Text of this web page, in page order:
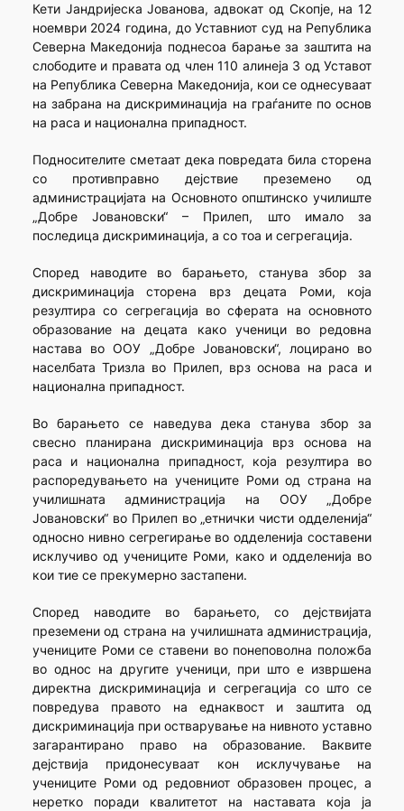
Кети Јандријеска Јованова, адвокат од Скопје, на 12
ноември 2024 година, до Уставниот суд на Република
Северна Македонија поднесоа барање за заштита на
слободите и правата од член 110 алинеја 3 од Уставот
на Република Северна Македонија, кои се однесуваат
на забрана на дискриминација на граѓаните по основ
на раса и национална припадност.
Подносителите сметаат дека повредата била сторена
со противправно дејствие преземено од
администрацијата на Основното општинско училиште
„Добре Јовановски“ – Прилеп, што имало за
последица дискриминација, а со тоа и сегрегација.
Според наводите во барањето, станува збор за
дискриминација сторена врз децата Роми, која
резултира со сегрегација во сферата на основното
образование на децата како ученици во редовна
настава во ООУ „Добре Јовановски“, лоцирано во
населбата Тризла во Прилеп, врз основа на раса и
национална припадност.
Во барањето се наведува дека станува збор за
свесно планирана дискриминација врз основа на
раса и национална припадност, која резултира во
распоредувањето на учениците Роми од страна на
училишната администрација на ООУ „Добре
Јовановски“ во Прилеп во „етнички чисти одделенија“
односно нивно сегрегирање во одделенија составени
исклучиво од учениците Роми, како и одделенија во
кои тие се прекумерно застапени.
Според наводите во барањето, со дејствијата
преземени од страна на училишната администрација,
учениците Роми се ставени во понеповолна положба
во однос на другите ученици, при што е извршена
директна дискриминација и сегрегација со што се
повредува правото на еднаквост и заштита од
дискриминација при остварување на нивното уставно
загарантирано право на образование. Ваквите
дејствија придонесуваат кон исклучување на
учениците Роми од редовниот образовен процес, а
неретко поради квалитетот на наставата која ја